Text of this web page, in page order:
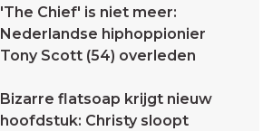
'The Chief' is niet meer:
Nederlandse hiphoppionier
Tony Scott (54) overleden
Bizarre flatsoap krijgt nieuw
hoofdstuk: Christy sloopt